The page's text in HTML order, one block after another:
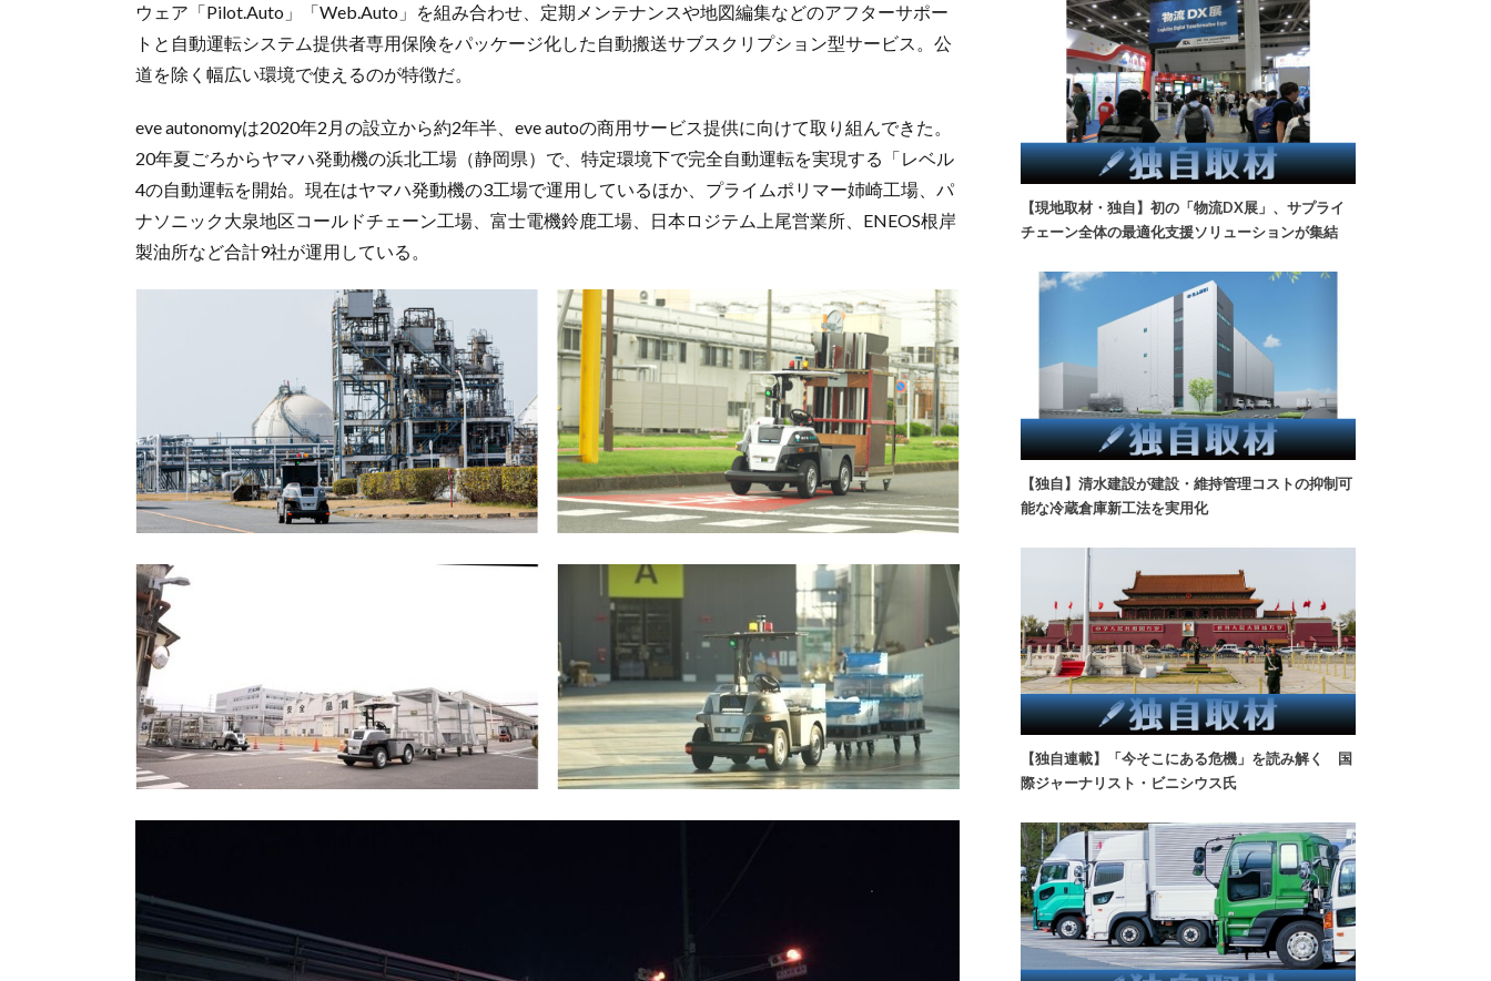
ウェア「Pilot.Auto」「Web.Auto」を組み合わせ、定期メンテナンスや地図編集などのアフターサポー
トと自動運転システム提供者専用保険をパッケージ化した自動搬送サブスクリプション型サービス。公
道を除く幅広い環境で使えるのが特徴だ。
eve autonomyは2020年2月の設立から約2年半、eve autoの商用サービス提供に向けて取り組んできた。
20年夏ごろからヤマハ発動機の浜北工場（静岡県）で、特定環境下で完全自動運転を実現する「レベル
4の自動運転を開始。現在はヤマハ発動機の3工場で運用しているほか、プライムポリマー姉崎工場、パ
ナソニック大泉地区コールドチェーン工場、富士電機鈴鹿工場、日本ロジテム上尾営業所、ENEOS根岸
製油所など合計9社が運用している。
【現地取材・独自】初の「物流DX展」、サプライ
チェーン全体の最適化支援ソリューションが集結
【独自】清水建設が建設・維持管理コストの抑制可
能な冷蔵倉庫新工法を実用化
【独自連載】「今そこにある危機」を読み解く 国
際ジャーナリスト・ビニシウス氏